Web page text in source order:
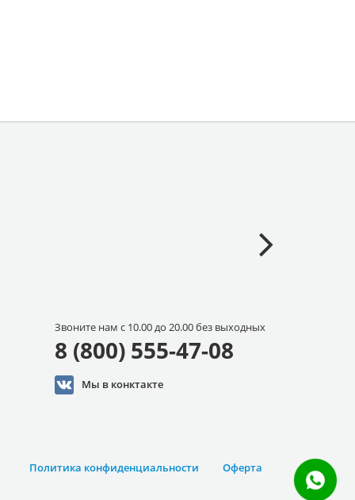
Звоните нам с 10.00 до 20.00 без выходных
8 (800) 555-47-08
Мы в конктакте
Оферта
Политика конфиденциальности